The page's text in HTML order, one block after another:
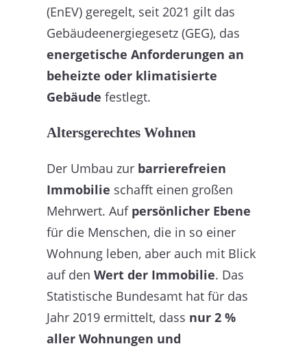
(EnEV) geregelt, seit 2021 gilt das
Gebäudeenergiegesetz (GEG), das
energetische Anforderungen an
beheizte oder klimatisierte
Gebäude festlegt.
Altersgerechtes Wohnen
Der Umbau zur barrierefreien
Immobilie schafft einen großen
Mehrwert. Auf persönlicher Ebene
für die Menschen, die in so einer
Wohnung leben, aber auch mit Blick
auf den Wert der Immobilie. Das
Statistische Bundesamt hat für das
Jahr 2019 ermittelt, dass nur 2 %
aller Wohnungen und